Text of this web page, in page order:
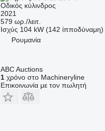
Οδικός κύλινδρος
2021
579 ωρ./λειτ.
Ισχύς 104 kW (142 ίπποδύναμη)
Ρουμανία
ABC Auctions
1χρόνο στο Machineryline
Επικοινωνία με τον πωλητή